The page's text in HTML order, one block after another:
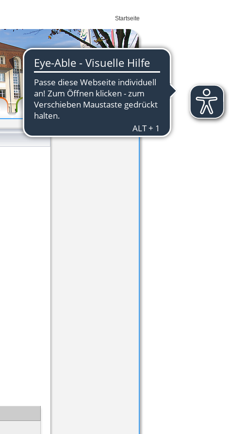
Startseite
Wirtschaft